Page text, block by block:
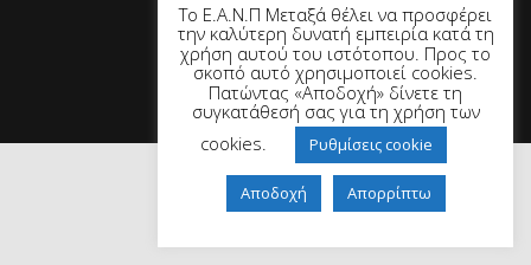
Το Ε.Α.Ν.Π Μεταξά θέλει να προσφέρει
την καλύτερη δυνατή εμπειρία κατά τη
χρήση αυτού του ιστότοπου. Προς το
σκοπό αυτό χρησιμοποιεί cookies.
Πατώντας «Αποδοχή» δίνετε τη
συγκατάθεσή σας για τη χρήση των
cookies.
Ρυθμίσεις cookie
Αποδοχή Απορρίπτω